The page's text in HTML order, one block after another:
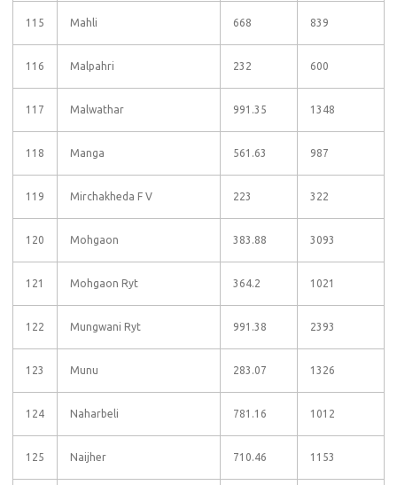
115 Mahli 668 839
116 Malpahri 232 600
117 Malwathar 991.35 1348
118 Manga 561.63 987
119 Mirchakheda F V 223 322
120 Mohgaon 383.88 3093
121 Mohgaon Ryt 364.2 1021
122 Mungwani Ryt 991.38 2393
123 Munu 283.07 1326
124 Naharbeli 781.16 1012
125 Naijher 710.46 1153